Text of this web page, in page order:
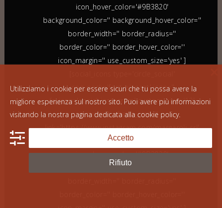
icon_hover_color='#9B3820'
background_color='' background_hover_color=''
border_width='' border_radius=''
border_color='' border_hover_color=''
icon_margin='' use_custom_size='yes' ]
icon_pack='font_elegant' icon=''
fe_icon='social_instagram' custom_size='12'
custom_shape_size=''
link='https://www.instagram.com/margaroli_srl'
target='_blank' icon_color='#ffffff'
icon_hover_color='#9B3820'
background_color='' background_hover_color=''
Utilizziamo i cookie per essere sicuri che tu possa avere la
migliore esperienza sul nostro sito. Puoi avere più informazioni
visitando la nostra pagina dedicata alla cookie policy.
Accetto
Rifiuto